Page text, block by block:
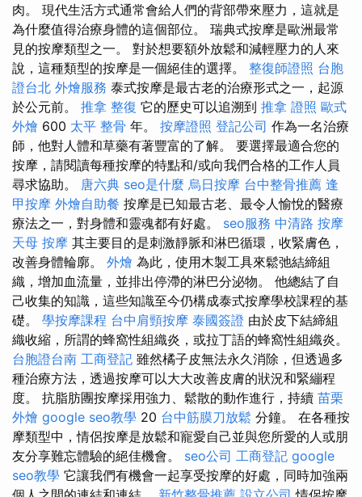
肉。 現代生活方式通常會給人們的背部帶來壓力，這就是
為什麼值得治療身體的這個部位。 瑞典式按摩是歐洲最常
見的按摩類型之一。 對於想要額外放鬆和減輕壓力的人來
說，這種類型的按摩是一個絕佳的選擇。 整復師證照 台胞
證台北 外燴服務 泰式按摩是最古老的治療形式之一，起源
於公元前。 推拿 整復 它的歷史可以追溯到 推拿 證照 歐式
外燴 600 太平 整骨 年。 按摩證照 登記公司 作為一名治療
師，他對人體和草藥有著豐富的了解。 要選擇最適合您的
按摩，請閱讀每種按摩的特點和/或向我們合格的工作人員
尋求協助。 唐六典 seo是什麼 烏日按摩 台中整骨推薦 逢
甲按摩 外燴自助餐 按摩是已知最古老、最令人愉悅的醫療
療法之一，對身體和靈魂都有好處。 seo服務 中清路 按摩
天母 按摩 其主要目的是刺激靜脈和淋巴循環，收緊膚色，
改善身體輪廓。 外燴 為此，使用木製工具來鬆弛結締組
織，增加血流量，並排出停滯的淋巴分泌物。 他總結了自
己收集的知識，這些知識至今仍構成泰式按摩學校課程的基
礎。 學按摩課程 台中肩頸按摩 泰國簽證 由於皮下結締組
織收縮，所謂的蜂窩性組織炎，或拉丁語的蜂窩性組織炎。
台胞證台南 工商登記 雖然橘子皮無法永久消除，但透過多
種治療方法，透過按摩可以大大改善皮膚的狀況和緊繃程
度。 抗脂肪團按摩採用強力、鬆散的動作進行，持續 苗栗
外燴 google seo教學 20 台中筋膜刀放鬆 分鐘。 在各種按
摩類型中，情侶按摩是放鬆和寵愛自己並與您所愛的人或朋
友分享難忘體驗的絕佳機會。 seo公司 工商登記 google
seo教學 它讓我們有機會一起享受按摩的好處，同時加強兩